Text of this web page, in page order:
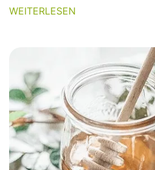
WEITERLESEN